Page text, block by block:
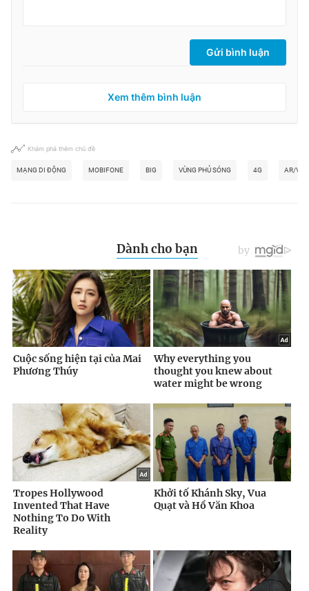
Gửi bình luận
Xem thêm bình luận
Khám phá thêm chủ đề
MẠNG DI ĐỘNG MOBIFONE BIG VÙNG PHỦ SÓNG 4G AR/VR